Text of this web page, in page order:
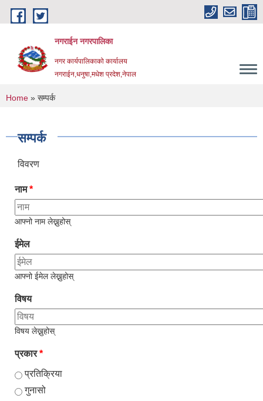
Skip to main content
नगराईन नगरपालिका
नगर कार्यपालिकाको कार्यालय
नगराईन,धनुषा,मधेश प्रदेश,नेपाल
You are here
Home » सम्पर्क
सम्पर्क
विवरण
नाम*
आफ्नो नाम लेख्नुहोस्
ईमेल
आफ्नो ईमेल लेख्नुहोस्
विषय
विषय लेख्नुहोस्
प्रकार*
प्रतिक्रिया
गुनासो